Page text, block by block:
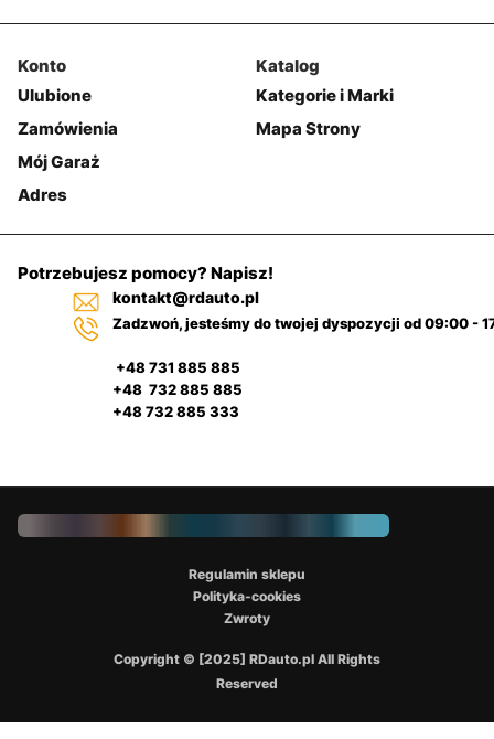
Konto
Ulubione
Zamówienia
Mój Garaż
Adres
Katalog
Kategorie i Marki
Mapa Strony
Potrzebujesz pomocy? Napisz!
kontakt@rdauto.pl
Zadzwoń, jesteśmy do twojej dyspozycji od 09:00 -
+48 731 885 885
+48 732 885 885
+48 732 885 333
Copyright © [2025] RDauto.pl All Rights
Reserved
Regulamin sklepu
Polityka-cookies
Zwroty